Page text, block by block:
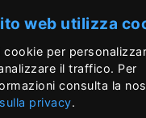
profit operanti nelle
delle attività prevederà
di Papa), dove grazie
d’Orto vengono accolti
e situazioni familiari difficili,
in percorsi di autonomia e
Centro Anziani Montarelli
Trib. Roma n.399/86 -
web utilizza
cookie per
il traffico. Per
consulta la
privacy.